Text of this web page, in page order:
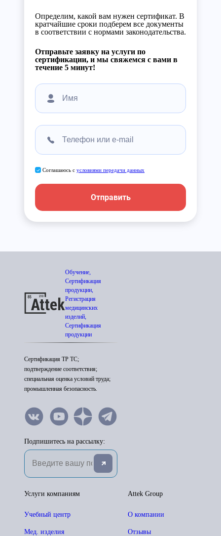
Определим, какой вам нужен сертификат. В
кратчайшие сроки подберем все документы
в соответствии с нормами законодательства.
Отправьте заявку на услуги по
сертификации, и мы свяжемся с вами в
течение 5 минут!
Соглашаюсь с условиями передачи данных
Отправить
Обучение,
Сертификация
продукции,
Регистрация
медицинских
изделий,
Сертификация
продукции
Сертификация ТР ТС;
подтверждение соответствия;
специальная оценка условий труда;
промышленная безопасность.
Подпишитесь на рассылку:
Attek Group
О компании
Отзывы
Услуги компаниям
Учебный центр
Мед. изделия